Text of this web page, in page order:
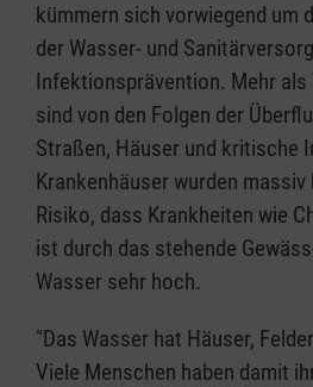
kümmern sich vorwiegend um
der Wasser- und
Infektionsprävention. Mehr als
sind von den Folgen der
Straßen, Häuser und kritische
Krankenhäuser wurden
Risiko, dass Krankheiten wie
ist durch das stehende
Wasser sehr hoch.
"Das Wasser hat Häuser,
Viele Menschen haben damit